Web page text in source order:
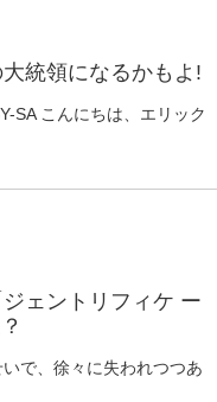
統領になるかもよ!
SA こんにちは、エリック
ェントリフィケ ー
で、徐々に失われつつあ